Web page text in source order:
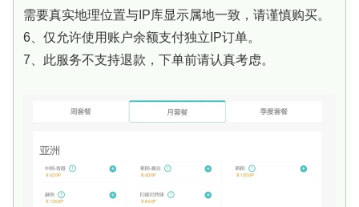
需要真实地理位置与IP库显示属地一致，请谨慎购买。
6、仅允许使用账户余额支付独立IP订单。
7、此服务不支持退款，下单前请认真考虑。